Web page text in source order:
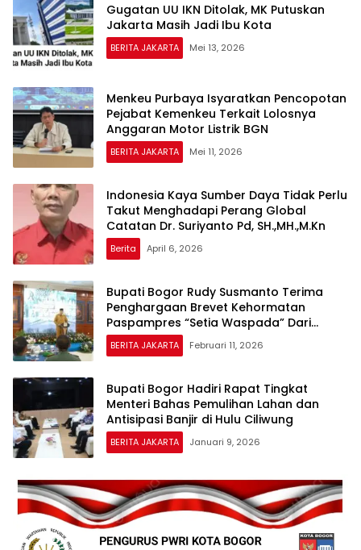
Gugatan UU IKN Ditolak, MK Putuskan
Jakarta Masih Jadi Ibu Kota
BERITA JAKARTA Mei 13, 2026
Menkeu Purbaya Isyaratkan Pencopotan
Pejabat Kemenkeu Terkait Lolosnya
Anggaran Motor Listrik BGN
BERITA JAKARTA Mei 11, 2026
Indonesia Kaya Sumber Daya Tidak Perlu
Takut Menghadapi Perang Global
Catatan Dr. Suriyanto Pd, SH.,MH.,M.Kn
Berita April 6, 2026
Bupati Bogor Rudy Susmanto Terima
Penghargaan Brevet Kehormatan
Paspampres “Setia Waspada” Dari
Paspampres RI
BERITA JAKARTA Februari 11, 2026
Bupati Bogor Hadiri Rapat Tingkat
Menteri Bahas Pemulihan Lahan dan
Antisipasi Banjir di Hulu Ciliwung
BERITA JAKARTA Januari 9, 2026